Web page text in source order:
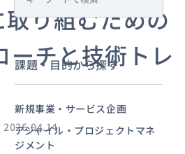
り組むための
ーチと技術トレ
2026.04.14
e
a
r
c
h
課題・目的から探す
新規事業・サービス企画
アジャイル・プロジェクトマネ
ジメント